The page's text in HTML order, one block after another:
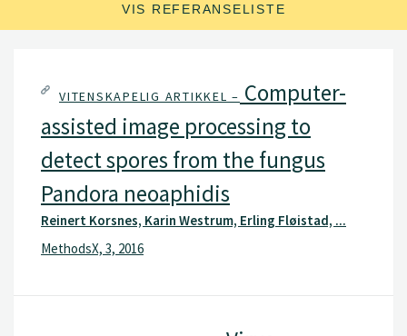
VIS REFERANSELISTE
VITENSKAPELIG ARTIKKEL – Computer-
assisted image processing to
detect spores from the fungus
Pandora neoaphidis
Reinert Korsnes, Karin Westrum, Erling Fløistad, ...
MethodsX, 3, 2016